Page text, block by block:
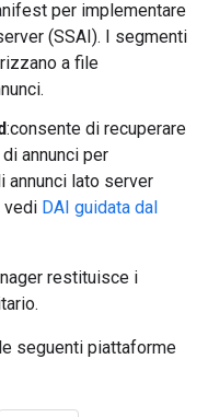
per implementare
(SSAI). I segmenti
a file
:consente di recuperare
annunci per
annunci lato server
vedi DAI guidata dal
restituisce i
seguenti piattaforme